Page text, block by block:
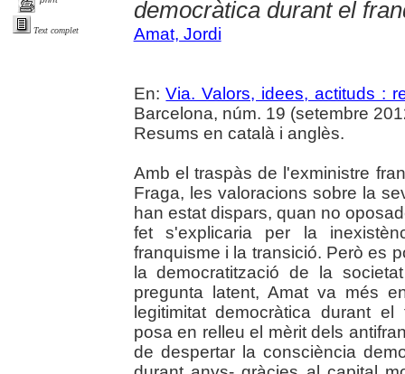
Text complet
democràtica durant el
Amat, Jordi
En:Via. Valors, idees, actituds :
Barcelona, núm. 19 (setembre
Resums en català i anglès.
Amb el traspàs de l'exministre
Fraga, les valoracions sobre la
han estat dispars, quan no
fet s'explicaria per la
franquisme i la transició. Però es
la democratització de la
pregunta latent, Amat va més
legitimitat democràtica durant
posa en relleu el mèrit dels
de despertar la consciència